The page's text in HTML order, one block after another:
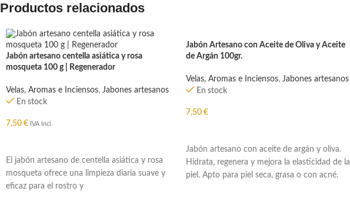
Productos relacionados
Jabón artesano centella asiática y rosa
mosqueta 100 g | Regenerador
Velas, Aromas e Inciensos, Jabones artesanos
En stock
7,50 € IVA Incl.
El jabón artesano de centella asiática y rosa
mosqueta ofrece una limpieza diaria suave y
eficaz para el rostro y
Jabón Artesano con Aceite de Oliva y Aceite
de Argán 100gr.
Velas, Aromas e Inciensos, Jabones artesanos
En stock
7,50 €
Jabón artesano con aceite de argán y oliva.
Hidrata, regenera y mejora la elasticidad de la
piel. Apto para piel seca, grasa o con acné.